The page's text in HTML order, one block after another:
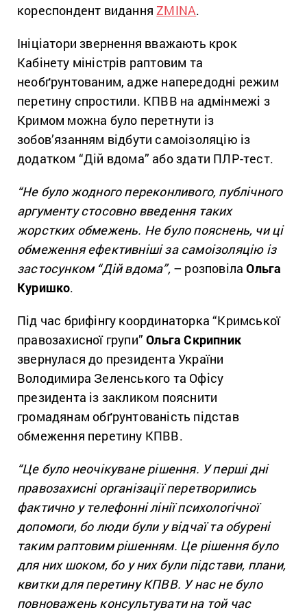
кореспондент виданняZMINA.
Ініціатори звернення вважають крок
Кабінету міністрів раптовим та
необґрунтованим, адже напередодні режим
перетину спростили. КПВВ на адмінмежі з
Кримом можна було перетнути із
зобов’язанням відбути самоізоляцію із
додатком “Дій вдома” або здати ПЛР-тест.
“Не було жодного переконливого, публічного
аргументу стосовно введення таких
жорстких обмежень. Не було пояснень, чи ці
обмеження ефективніші за самоізоляцію із
застосунком “Дій вдома”,– розповілаОльга
Куришко.
Під час брифінгу координаторка “Кримської
правозахисної групи”Ольга Скрипник
звернулася до президента України
Володимира Зеленського та Офісу
президента із закликом пояснити
громадянам обґрунтованість підстав
обмеження перетину КПВВ.
“Це було неочікуване рішення. У перші дні
правозахисні організації перетворились
фактично у телефонні лінії психологічної
допомоги, бо люди були у відчаї та обурені
таким раптовим рішенням. Це рішення було
для них шоком, бо у них були підстави, плани,
квитки для перетину КПВВ. У нас не було
повноважень консультувати на той час